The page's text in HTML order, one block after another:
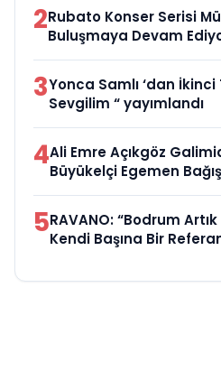
2Rubato Konser Serisi
Buluşmaya Devam
3Yonca Samlı ‘dan İkinci
Sevgilim “ yayımlandı
4Ali Emre Açıkgöz
Büyükelçi Egemen
5RAVANO: “Bodrum
Kendi Başına Bir